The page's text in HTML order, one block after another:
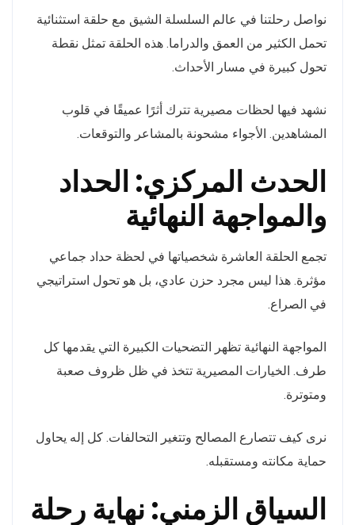
نواصل رحلتنا في عالم السلسلة الشيق مع حلقة استثنائية
تحمل الكثير من العمق والدراما. هذه الحلقة تمثل نقطة
تحول كبيرة في مسار الأحداث.
نشهد فيها لحظات مصيرية تترك أثرًا عميقًا في قلوب
المشاهدين. الأجواء مشحونة بالمشاعر والتوقعات.
الحدث المركزي: الحداد
والمواجهة النهائية
تجمع الحلقة العاشرة شخصياتها في لحظة حداد جماعي
مؤثرة. هذا ليس مجرد حزن عادي، بل هو تحول استراتيجي
في الصراع.
المواجهة النهائية تظهر التضحيات الكبيرة التي يقدمها كل
طرف. الخيارات المصيرية تتخذ في ظل ظروف صعبة
ومتوترة.
نرى كيف تتصارع المصالح وتتغير التحالفات. كل إله يحاول
حماية مكانته ومستقبله.
السياق الزمني: نهاية رحلة